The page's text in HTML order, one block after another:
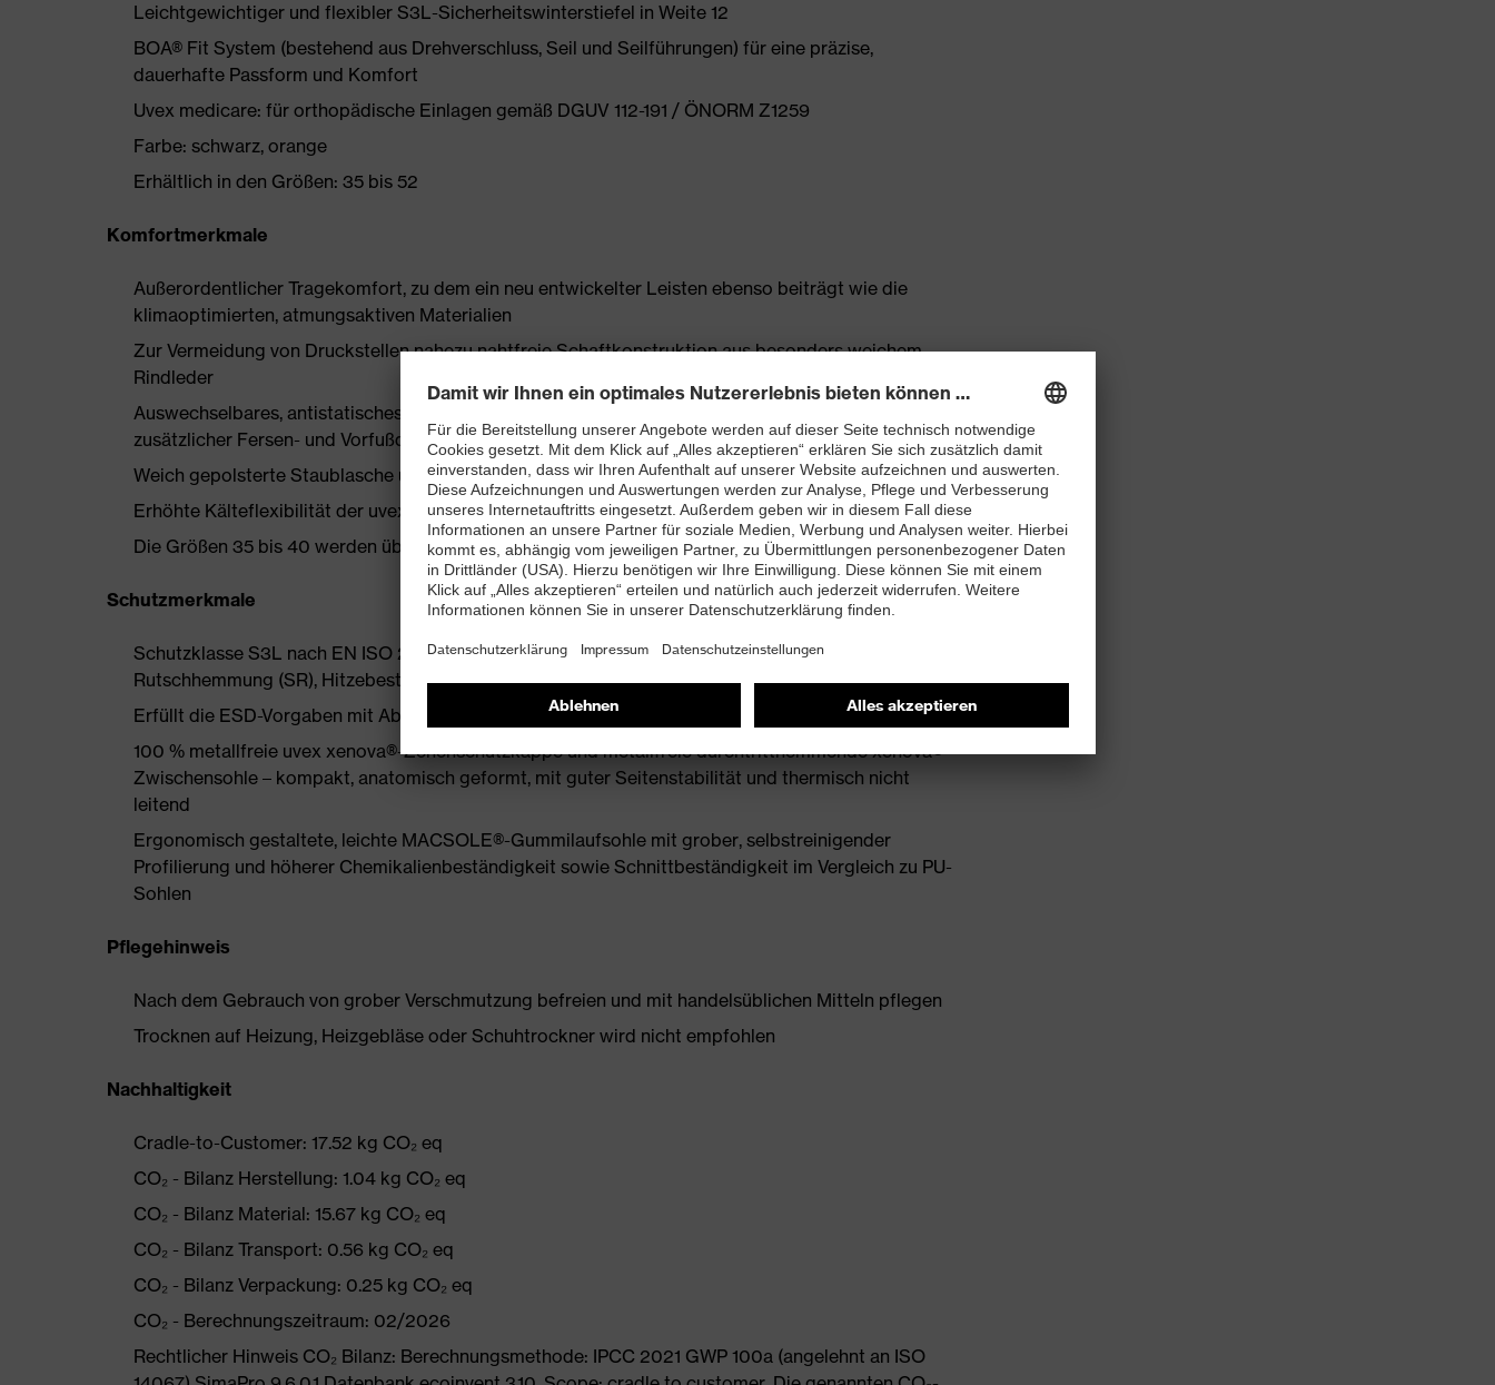
Leichtgewichtiger und flexibler S3L-Sicherheitswinterstiefel in Weite 12
BOA® Fit System (bestehend aus Drehverschluss, Seil und Seilführungen) für eine präzise,
dauerhafte Passform und Komfort
Uvex medicare: für orthopädische Einlagen gemäß DGUV 112-191 / ÖNORM Z1259
Farbe: schwarz, orange
Erhältlich in den Größen: 35 bis 52
Komfortmerkmale
Außerordentlicher Tragekomfort, zu dem ein neu entwickelter Leisten ebenso beiträgt wie die
klimaoptimierten, atmungsaktiven Materialien
Zur Vermeidung von Druckstellen nahezu nahtfreie Schaftkonstruktion aus besonders weichem
Rindleder
Auswechselbares, antistatisches Komfortfußbett mit Feuchtigkeitstransportsystem und
zusätzlicher Fersen- und Vorfußdämpfung
Weich gepolsterte Staublasche und Kragen
Erhöhte Kälteflexibilität der uvex MACSOLE®- Gummisohle
Die Größen 35 bis 40 werden über einen Damenleisten hergestellt
Schutzmerkmale
Schutzklasse S3L nach EN ISO 20345:2022 mit Zusatzkennzeichnung für sehr gute
Rutschhemmung (SR), Hitzebeständigkeit bis +300 °C (HRO) und Hitzeisolation (HI)
Erfüllt die ESD-Vorgaben mit Ableitwiderstand kleiner 100 Megaohm
100 % metallfreie uvex xenova®-Zehenschutzkappe und metallfreie durchtritthemmende xenova®-
Zwischensohle – kompakt, anatomisch geformt, mit guter Seitenstabilität und thermisch nicht
leitend
Ergonomisch gestaltete, leichte MACSOLE®-Gummilaufsohle mit grober, selbstreinigender
Profilierung und höherer Chemikalienbeständigkeit sowie Schnittbeständigkeit im Vergleich zu PU-
Sohlen
Pflegehinweis
Nach dem Gebrauch von grober Verschmutzung befreien und mit handelsüblichen Mitteln pflegen
Trocknen auf Heizung, Heizgebläse oder Schuhtrockner wird nicht empfohlen
Nachhaltigkeit
Cradle-to-Customer: 17.52 kg CO₂ eq
CO₂ - Bilanz Herstellung: 1.04 kg CO₂ eq
CO₂ - Bilanz Material: 15.67 kg CO₂ eq
CO₂ - Bilanz Transport: 0.56 kg CO₂ eq
CO₂ - Bilanz Verpackung: 0.25 kg CO₂ eq
CO₂ - Berechnungszeitraum: 02/2026
Rechtlicher Hinweis CO₂ Bilanz: Berechnungsmethode: IPCC 2021 GWP 100a (angelehnt an ISO